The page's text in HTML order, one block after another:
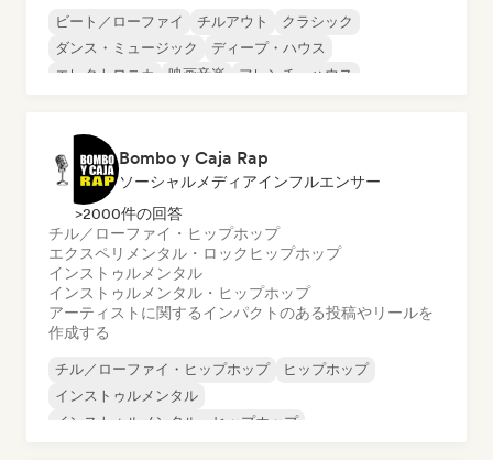
ビート／ローファイ チルアウト
クラシック
ダンス・ミュージック
ディープ・ハウス
エレクトロニカ
映画音楽 フレンチ・ハウス
Bombo y Caja Rap
ソーシャルメディアインフルエンサー
>2000件の回答
チル／ローファイ・ヒップホップ
エクスペリメンタル・ロック ヒップホップ
インストゥルメンタル
インストゥルメンタル・ヒップホップ
アーティストに関するインパクトのある投稿やリールを
作成する
チル／ローファイ・ヒップホップ
ヒップホップ
インストゥルメンタル
インストゥルメンタル・ヒップホップ